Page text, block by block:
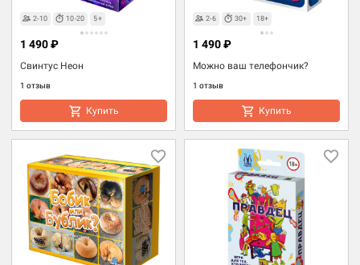
2-10 10-20 5+
Свинтус Неон
1 отзыв
1 490 ₽
Купить
2-6 30+ 18+
Можно ваш телефончик?
1 отзыв
1 490 ₽
Купить